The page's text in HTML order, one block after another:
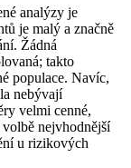
analýzy je
je malý a značně
Žádná
takto
populace. Navíc,
nebývají
velmi cenné,
nejvhodnější
u rizikových